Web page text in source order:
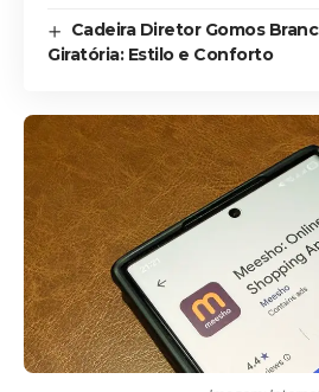
Cadeira Diretor Gomos
Giratória: Estilo e Conforto